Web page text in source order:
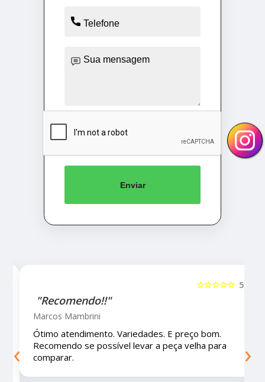
Enviar
5
☆☆☆☆☆
"Recomendo!!!"
Letícia Brito
Ótimo lugar, vendedores super atenciosos e
educados e preços muito bons!
‹ ›